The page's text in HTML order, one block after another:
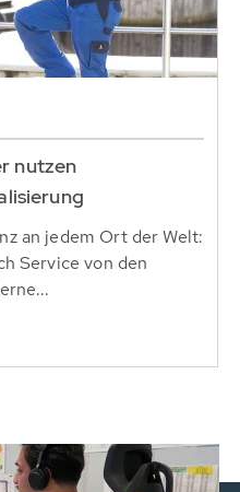
nutzen
an jedem Ort der Welt:
Service von den